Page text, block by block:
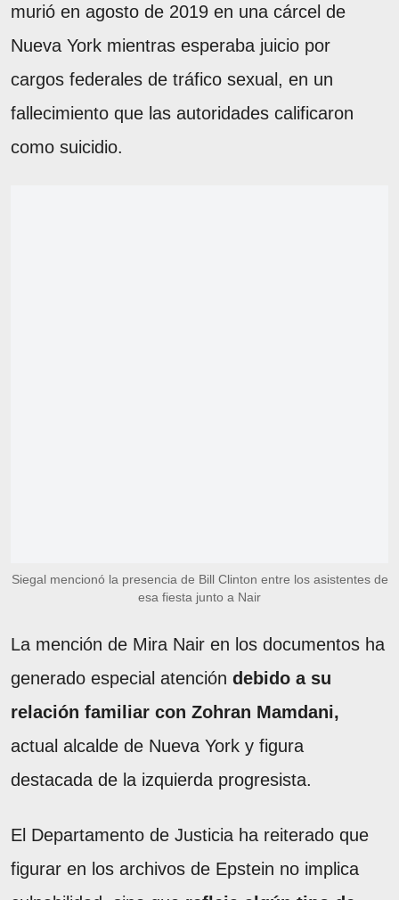
murió en agosto de 2019 en una cárcel de
Nueva York mientras esperaba juicio por
cargos federales de tráfico sexual, en un
fallecimiento que las autoridades calificaron
como suicidio.
Siegal mencionó la presencia de Bill Clinton entre los asistentes de
esa fiesta junto a Nair
La mención de Mira Nair en los documentos ha
generado especial atención debido a su
relación familiar con Zohran Mamdani,
actual alcalde de Nueva York y figura
destacada de la izquierda progresista.
El Departamento de Justicia ha reiterado que
figurar en los archivos de Epstein no implica